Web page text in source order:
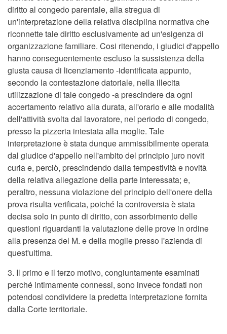
diritto al congedo parentale, alla stregua di
un'interpretazione della relativa disciplina normativa che
riconnette tale diritto esclusivamente ad un'esigenza di
organizzazione familiare. Cosi ritenendo, i giudici d'appello
hanno conseguentemente escluso la sussistenza della
giusta causa di licenziamento -identificata appunto,
secondo la contestazione datoriale, nella illecita
utilizzazione di tale congedo -a prescindere da ogni
accertamento relativo alla durata, all'orario e alle modalità
dell'attività svolta dal lavoratore, nel periodo di congedo,
presso la pizzeria intestata alla moglie. Tale
interpretazione è stata dunque ammissibilmente operata
dal giudice d'appello nell'ambito del principio juro novit
curia e, perciò, prescindendo dalla tempestività e novità
della relativa allegazione della parte interessata; e,
peraltro, nessuna violazione del principio dell'onere della
prova risulta verificata, poiché la controversia è stata
decisa solo in punto di diritto, con assorbimento delle
questioni riguardanti la valutazione delle prove in ordine
alla presenza del M. e della moglie presso l'azienda di
quest'ultima.
3. Il primo e il terzo motivo, congiuntamente esaminati
perché intimamente connessi, sono invece fondati non
potendosi condividere la predetta interpretazione fornita
dalla Corte territoriale.